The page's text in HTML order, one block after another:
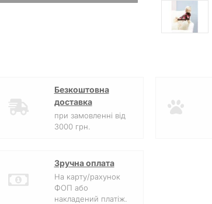
Безкоштовна
доставка
при замовленні від
3000 грн.
Зручна оплата
На карту/рахунок
ФОП або
накладений платіж.